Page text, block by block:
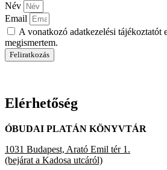
Név
Email
A vonatkozó adatkezelési tájékoztatót
megismertem.
Feliratkozás
Elérhetőség
ÓBUDAI PLATÁN KÖNYVTÁR
1031 Budapest, Arató Emil tér 1.
(bejárat a Kadosa utcáról)